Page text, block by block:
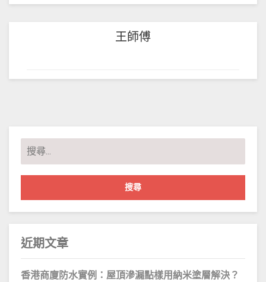
王師傅
搜
尋
關
字:
近期文章
香港商廈防水實例：屋頂滲漏點樣用納米塗層解決？